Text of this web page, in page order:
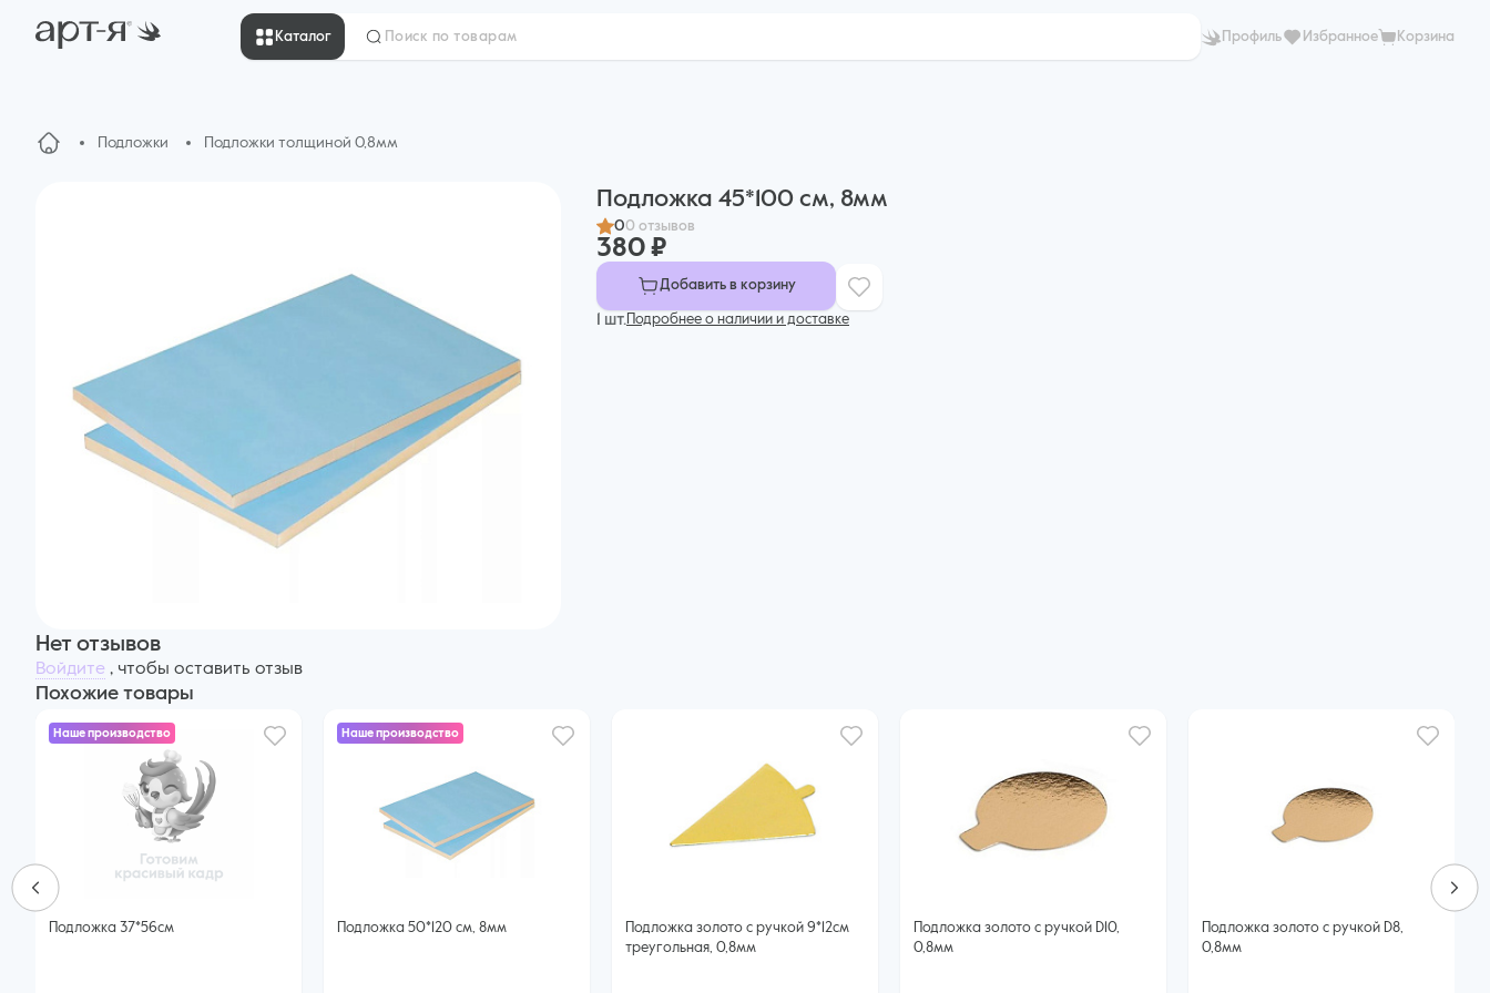
Каталог Профиль Избранное Корзина
Подложки Подложки толщиной 0,8мм
Подложка 45*100 см, 8мм
00 отзывов
380 ₽
Добавить в корзину
1 шт. Подробнее о наличии и доставке
Нет отзывов
Войдите , чтобы оставить отзыв
Похожие товары
Наше производство
Подложка 37*56см
Наше производство
Подложка 50*120 см, 8мм
Подложка золото с ручкой 9*12см
треугольная, 0,8мм
Подложка золото с ручкой D10,
0,8мм
Подложка золото с ручкой D8,
0,8мм